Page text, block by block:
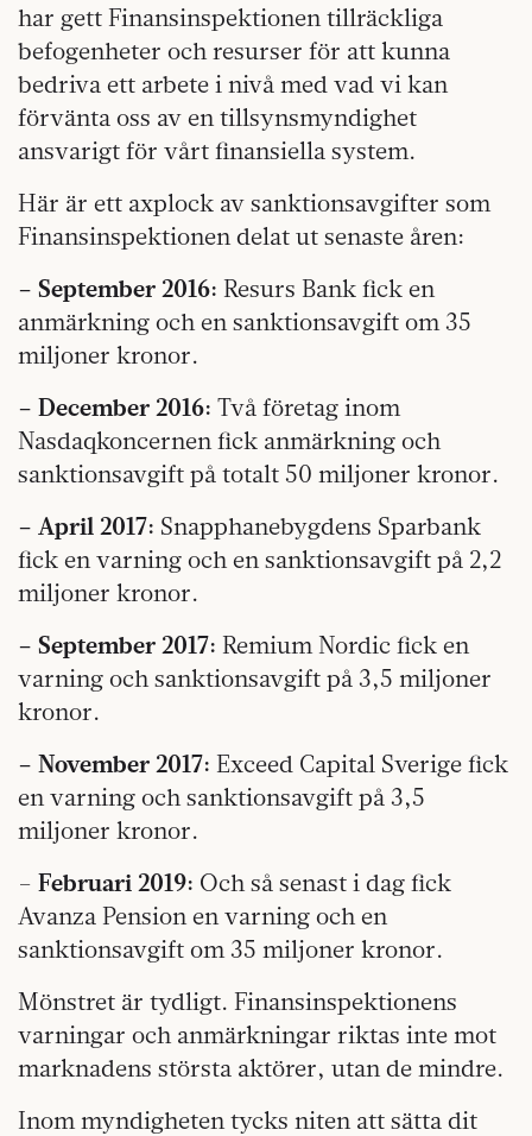
har gett Finansinspektionen tillräckliga
befogenheter och resurser för att kunna
bedriva ett arbete i nivå med vad vi kan
förvänta oss av en tillsynsmyndighet
ansvarigt för vårt finansiella system.
Här är ett axplock av sanktionsavgifter som
Finansinspektionen delat ut senaste åren:
– September 2016: Resurs Bank fick en
anmärkning och en sanktionsavgift om 35
miljoner kronor.
– December 2016: Två företag inom
Nasdaqkoncernen fick anmärkning och
sanktionsavgift på totalt 50 miljoner kronor.
– April 2017: Snapphanebygdens Sparbank
fick en varning och en sanktionsavgift på 2,2
miljoner kronor.
– September 2017: Remium Nordic fick en
varning och sanktionsavgift på 3,5 miljoner
kronor.
– November 2017: Exceed Capital Sverige fick
en varning och sanktionsavgift på 3,5
miljoner kronor.
– Februari 2019: Och så senast i dag fick
Avanza Pension en varning och en
sanktionsavgift om 35 miljoner kronor.
Mönstret är tydligt. Finansinspektionens
varningar och anmärkningar riktas inte mot
marknadens största aktörer, utan de mindre.
Inom myndigheten tycks niten att sätta dit